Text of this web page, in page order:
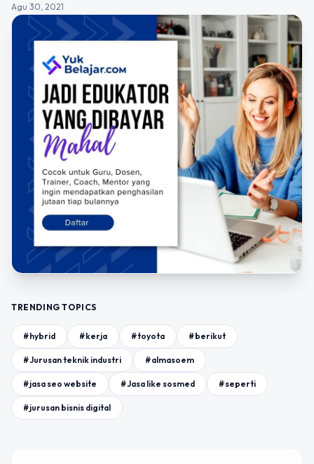
Agu 30, 2021
TRENDING TOPICS
#hybrid #kerja #toyota #berikut
#Jurusan teknik industri #almasoem
#jasa seo website #Jasa like sosmed #seperti
#jurusan bisnis digital